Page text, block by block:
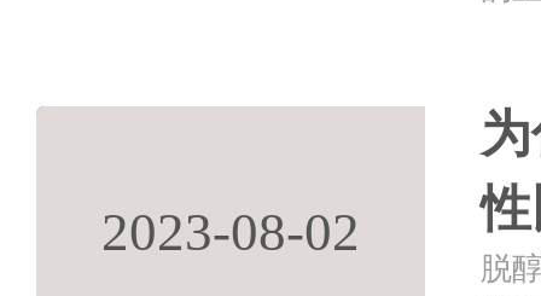
2023-08-02
脱